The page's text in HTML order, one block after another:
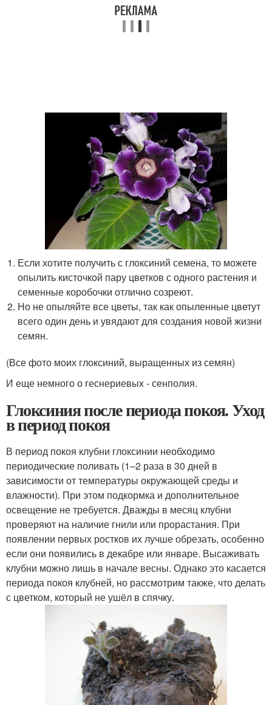
Если хотите получить с глоксиний семена, то можете
опылить кисточкой пару цветков с одного растения и
семенные коробочки отлично созреют.
Но не опыляйте все цветы, так как опыленные цветут
всего один день и увядают для создания новой жизни
семян.
(Все фото моих глоксиний, выращенных из семян)
И еще немного о геснериевых - сенполия.
Глоксиния после периода покоя. Уход
в период покоя
В период покоя клубни глоксинии необходимо
периодические поливать (1–2 раза в 30 дней в
зависимости от температуры окружающей среды и
влажности). При этом подкормка и дополнительное
освещение не требуется. Дважды в месяц клубни
проверяют на наличие гнили или прорастания. При
появлении первых ростков их лучше обрезать, особенно
если они появились в декабре или январе. Высаживать
клубни можно лишь в начале весны. Однако это касается
периода покоя клубней, но рассмотрим также, что делать
с цветком, который не ушёл в спячку.